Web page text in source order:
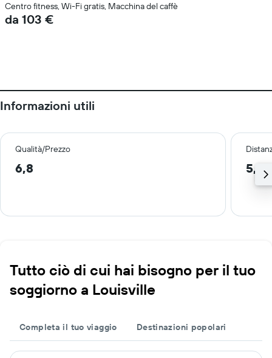
Centro fitness, Wi-Fi gratis, Macchina del caffè
da 103 €
Informazioni utili
Qualità/Prezzo
6,8 5,9
Tutto ciò di cui hai bisogno per il tuo
soggiorno a Louisville
Completa il tuo viaggio Destinazioni popolari